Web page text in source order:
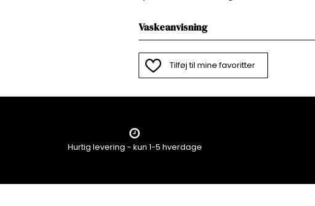
Vaskeanvisning
Tilføj til mine favoritter
Hurtig levering - kun 1-5 hverdage